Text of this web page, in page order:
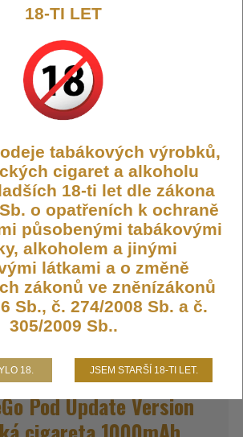
šlukování pusa-plíce.
EGO-AIO-UV-MB
KOŠÍKU
Pod Update Version
18-TI LET
tabákových výrobků,
cigaret a alkoholu
18-ti let dle zákona
o opatřeních k ochraně
působenými tabákovými
alkoholem a jinými
látkami a o změně
zákonů ve zněnízákonů
Sb., č. 274/2008 Sb. a č.
305/2009 Sb..
18. JSEM STARŠÍ 18-TI LET.